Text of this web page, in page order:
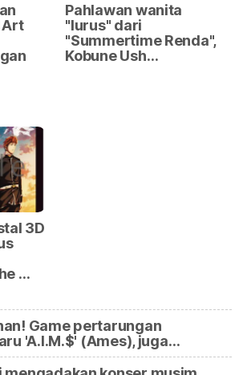
Art
Pahlawan wanita
"lurus" dari
"Summertime Renda",
Kobune Ush…
3D
…
Game pertarungan
'A.I.M.$' (Ames), juga…